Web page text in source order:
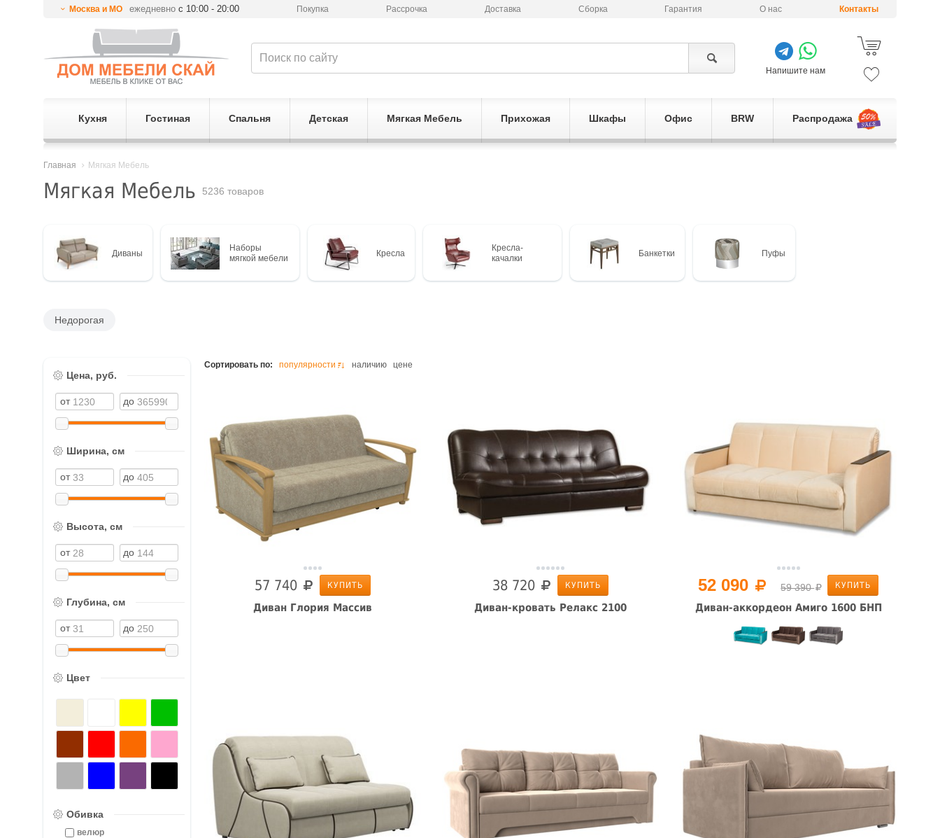
Москва и МО ежедневнос 10:00 - 20:00 Покупка Рассрочка Доставка Сборка Гарантия О нас Контакты
Напишите нам
Кухня Гостиная Спальня Детская Мягкая Мебель Прихожая Шкафы Офис BRW Распродажа
Главная Мягкая Мебель
Мягкая Мебель 5236 товаров
Диваны
Наборы
мягкой мебели
Кресла
Кресла-
качалки
Банкетки Пуфы
Недорогая
Цена, руб.
Ширина, см
Высота, см
Глубина, см
Цвет
Обивка
велюр
Сортировать по: популярности наличию цене
57 740 КУПИТЬ
Диван Глория Массив
38 720 КУПИТЬ
Диван-кровать Релакс 2100
52 090 59 390 КУПИТЬ
Диван-аккордеон Амиго 1600 БНП